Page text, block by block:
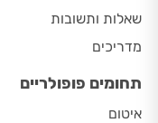
שאלות ותשובות
מדריכים
תחומים פופולריים
איטום